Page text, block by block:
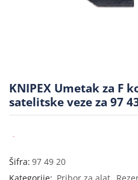
KNIPEX Umetak za F
satelitske veze za 97
Šifra: 97 49 20